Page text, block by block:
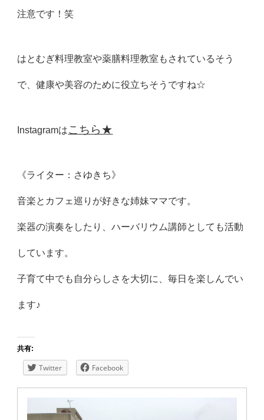
注意です！笑
はとむぎ料理教室や薬膳料理教室もされているそう
で、健康や美容のために役立ちそうですね☆
Instagramはこちら★
《ライター：さゆきち》
音楽とカフェ巡りが好きな姉妹ママです。
楽器の演奏をしたり、ハーバリウム講師としても活動
しています。
子育て中でも自分らしさを大切に、毎日を楽しんでい
ます♪
共有:
Twitter Facebook